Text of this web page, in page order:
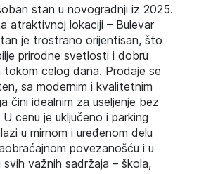
stan u novogradnji iz 2025.
atraktivnoj lokaciji – Bulevar
je trostrano orijentisan, što
prirodne svetlosti i dobru
tokom celog dana. Prodaje se
sa modernim i kvalitetnim
čini idealnim za useljenje bez
cenu je uključeno i parking
u mirnom i uređenom delu
povezanošću i u
važnih sadržaja – škola,